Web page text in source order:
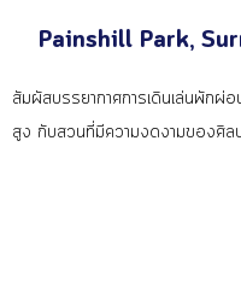
Painshill Park,
สัมผัสบรรยากาศการเดินเล่นพัก
สูง กับสวนที่มีความงดงามของศิล